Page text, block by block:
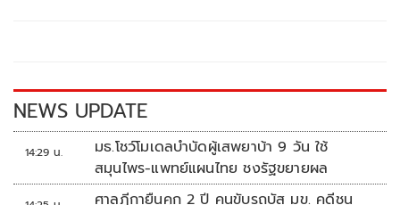
k k
NEWS UPDATE
14:29 น.
มธ.โชว์โมเดลบำบัดผู้เสพยาบ้า 9 วัน ใช้
สมุนไพร-แพทย์แผนไทย ชงรัฐขยายผล
ศาลฎีกายืนคุก 2 ปี คนขับรถบัส มข. คดีชน